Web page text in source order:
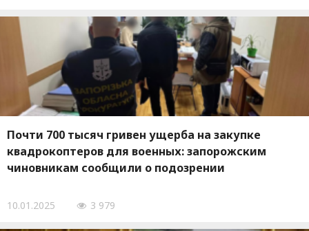
Почти 700 тысяч гривен ущерба на закупке
квадрокоптеров для военных: запорожским
чиновникам сообщили о подозрении
10.01.2025 3 979